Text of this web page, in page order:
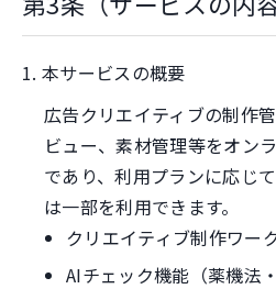
1. 本サービスの概要
広告クリエイティブの制作
ビュー、素材管理等をオン
であり、利用プランに応じ
は一部を利用できます。
クリエイティブ制作ワー
AIチェック機能（薬機法